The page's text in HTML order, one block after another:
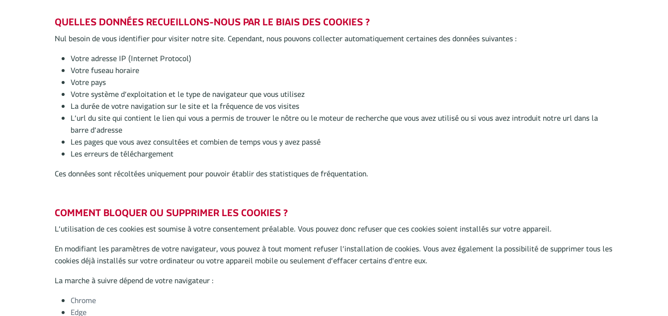
QUELLES DONNÉES RECUEILLONS-NOUS PAR LE BIAIS DES COOKIES ?
Nul besoin de vous identifier pour visiter notre site. Cependant, nous pouvons collecter automatiquement certaines des données suivantes :
Votre adresse IP (Internet Protocol)
Votre fuseau horaire
Votre pays
Votre système d’exploitation et le type de navigateur que vous utilisez
La durée de votre navigation sur le site et la fréquence de vos visites
L’url du site qui contient le lien qui vous a permis de trouver le nôtre ou le moteur de recherche que vous avez utilisé ou si vous avez introduit notre url dans la
barre d’adresse
Les pages que vous avez consultées et combien de temps vous y avez passé
Les erreurs de téléchargement
Ces données sont récoltées uniquement pour pouvoir établir des statistiques de fréquentation.
COMMENT BLOQUER OU SUPPRIMER LES COOKIES ?
L’utilisation de ces cookies est soumise à votre consentement préalable. Vous pouvez donc refuser que ces cookies soient installés sur votre appareil.
En modifiant les paramètres de votre navigateur, vous pouvez à tout moment refuser l’installation de cookies. Vous avez également la possibilité de supprimer tous les
cookies déjà installés sur votre ordinateur ou votre appareil mobile ou seulement d’effacer certains d’entre eux.
La marche à suivre dépend de votre navigateur :
Chrome